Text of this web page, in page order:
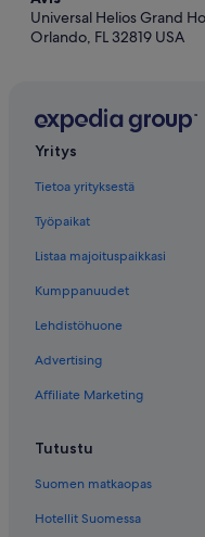
Universal Helios Grand
Orlando, FL 32819 USA
Yritys
Tietoa yrityksestä
Työpaikat
Listaa majoituspaikkasi
Kumppanuudet
Lehdistöhuone
Advertising
Affiliate Marketing
Tutustu
Suomen matkaopas
Hotellit Suomessa